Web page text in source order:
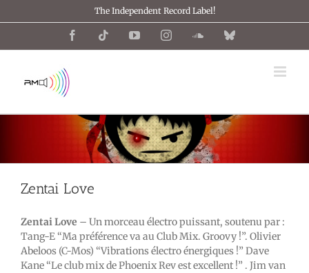
au
The Independent Record Label!
FacebookTiktok YouTubeInstagramSoundCloud
Bluesky
Zentai Love
Zentai Love – Un morceau électro puissant, soutenu par :
Tang-E “Ma préférence va au Club Mix. Groovy !”. Olivier
Abeloos (C-Mos) “Vibrations électro énergiques !” Dave
Kane “Le club mix de Phoenix Rev est excellent !” . Jim van